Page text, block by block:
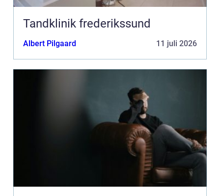
Tandklinik frederikssund
Albert Pilgaard 11 juli 2026